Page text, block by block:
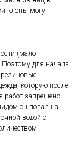
клопы могу
(мало
Поэтому для начала
которую после
работ запрещено
он попал на
водой с